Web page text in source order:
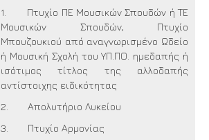
1. Πτυχίο ΠΕ Μουσικών Σπουδών ή ΤΕ
Μουσικών Σπουδών, Πτυχίο
Μπουζουκιού από αναγνωρισμένο Ωδείο
ή Μουσική Σχολή του ΥΠ.ΠΟ. ημεδαπής ή
ισότιμος τίτλος της αλλοδαπής
αντίστοιχης ειδικότητας
2. Απολυτήριο Λυκείου
3. Πτυχίο Αρμονίας